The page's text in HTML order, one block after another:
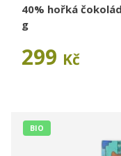
40% hořká
g
299 Kč
BIO